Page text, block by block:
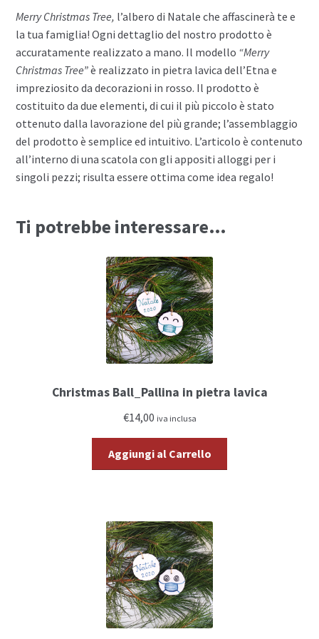
Merry Christmas Tree, l’albero di Natale che affascinerà te e
la tua famiglia! Ogni dettaglio del nostro prodotto è
accuratamente realizzato a mano. Il modello “Merry
Christmas Tree”è realizzato in pietra lavica dell’Etna e
impreziosito da decorazioni in rosso. Il prodotto è
costituito da due elementi, di cui il più piccolo è stato
ottenuto dalla lavorazione del più grande; l’assemblaggio
del prodotto è semplice ed intuitivo. L’articolo è contenuto
all’interno di una scatola con gli appositi alloggi per i
singoli pezzi; risulta essere ottima come idea regalo!
Ti potrebbe interessare…
Christmas Ball_Pallina in pietra lavica
€14,00 iva inclusa
Aggiungi al Carrello